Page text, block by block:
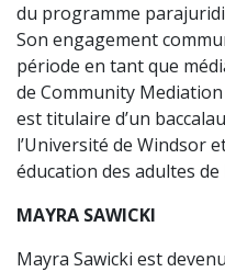
du programme
Son engagement
période en tant que
de Community
est titulaire d’un
l’Université de Windsor
éducation des adultes de
MAYRA SAWICKI
Mayra Sawicki est